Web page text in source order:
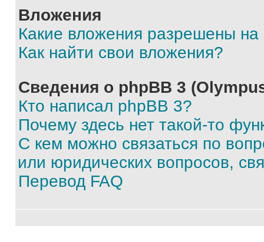
Вложения
Какие вложения разрешены
Как найти свои вложения?
Сведения о phpBB 3
Кто написал phpBB 3?
Почему здесь нет такой-то
С кем можно связаться по
или юридических вопросов,
Перевод FAQ